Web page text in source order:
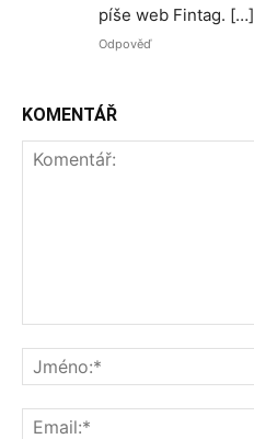
píše web Fintag. […]
Odpověď
KOMENTÁŘ